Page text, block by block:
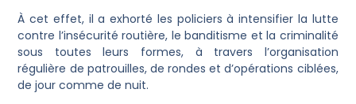
À cet effet, il a exhorté les policiers à intensifier la lutte
contre l’insécurité routière, le banditisme et la criminalité
sous toutes leurs formes, à travers l’organisation
régulière de patrouilles, de rondes et d’opérations ciblées,
de jour comme de nuit.